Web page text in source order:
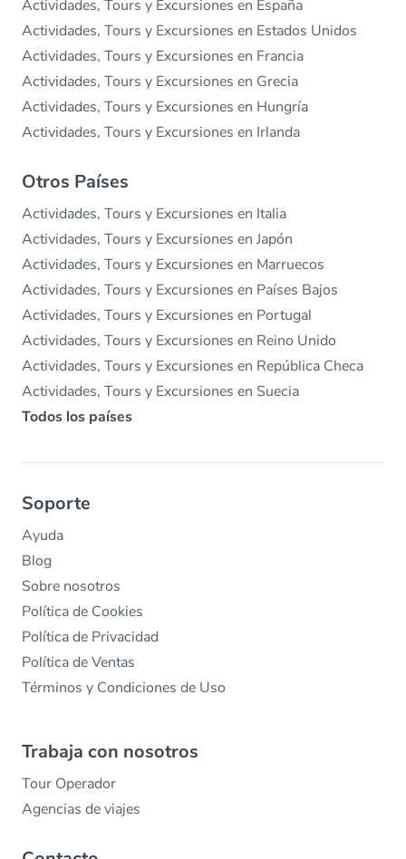
Actividades, Tours y Excursiones en España
Actividades, Tours y Excursiones en Estados Unidos
Actividades, Tours y Excursiones en Francia
Actividades, Tours y Excursiones en Grecia
Actividades, Tours y Excursiones en Hungría
Actividades, Tours y Excursiones en Irlanda
Otros Países
Actividades, Tours y Excursiones en Italia
Actividades, Tours y Excursiones en Japón
Actividades, Tours y Excursiones en Marruecos
Actividades, Tours y Excursiones en Países Bajos
Actividades, Tours y Excursiones en Portugal
Actividades, Tours y Excursiones en Reino Unido
Actividades, Tours y Excursiones en República Checa
Actividades, Tours y Excursiones en Suecia
Todos los países
Soporte
Ayuda
Blog
Sobre nosotros
Política de Cookies
Política de Privacidad
Política de Ventas
Términos y Condiciones de Uso
Trabaja con nosotros
Tour Operador
Agencias de viajes